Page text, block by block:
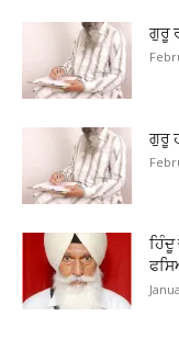
ਗੁਰੂ
ਗੁਰੂ
ਹਿੰਦੂ